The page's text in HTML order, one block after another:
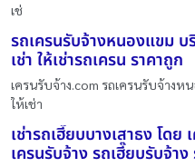
เช่
รถเครนรับจ้างหนองแขม บ
เช่า ให้เช่ารถเครน ราคาถูก
เครนรับจ้าง.com รถเครนรับจ้างห
ให้เช่า
เช่ารถเฮี๊ยบบางเสาธง โด
เครนรับจ้าง รถเฮี๊ยบรับจ้าง